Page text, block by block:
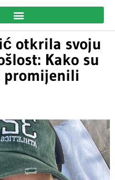
otkrila svoju
Kako su
promijenili